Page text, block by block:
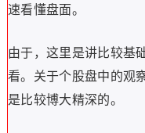
速看懂盘面。
由于，这里是讲比较基
看。关于个股盘中的观
是比较博大精深的。